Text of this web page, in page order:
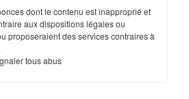
dont le contenu est inapproprié et
aux dispositions légales ou
proposeraient des services contraires à
tous abus